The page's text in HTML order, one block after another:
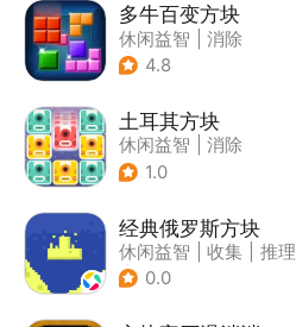
多牛百变方块
休闲益智
消除
| 多比特
4.8
土耳其方块
休闲益智
消除
1.0
经典俄罗斯方块
休闲益智 收集
推理
| 古风
0.0